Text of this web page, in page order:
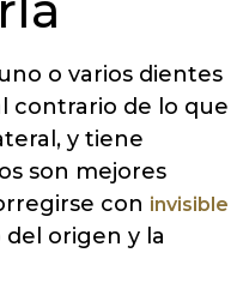
o varios dientes
contrario de lo que
y tiene
son mejores
con invisible
origen y la